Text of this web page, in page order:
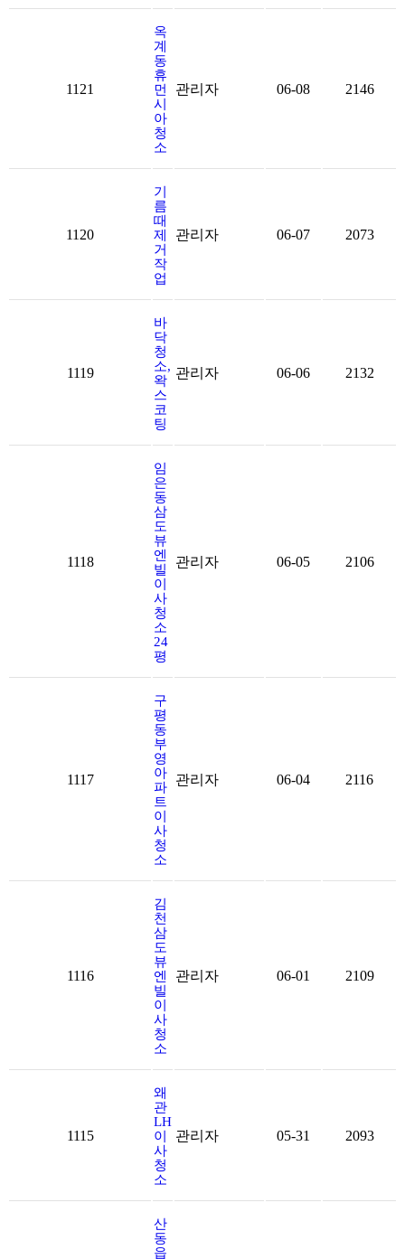
1121
옥
계
동
휴
먼
시
아
청
소
관리자 06-08 2146
1120
기
름
때
제
거
작
업
관리자 06-07 2073
1119
바
닥
청
소,
왁
스
코
팅
관리자 06-06 2132
1118
임
은
동
삼
도
뷰
엔
빌
이
사
청
소
24
평
관리자 06-05 2106
1117
구
평
동
부
영
아
파
트
이
사
청
소
관리자 06-04 2116
1116
김
천
삼
도
뷰
엔
빌
이
사
청
소
관리자 06-01 2109
1115
왜
관
LH
이
사
청
소
관리자 05-31 2093
산
동
읍